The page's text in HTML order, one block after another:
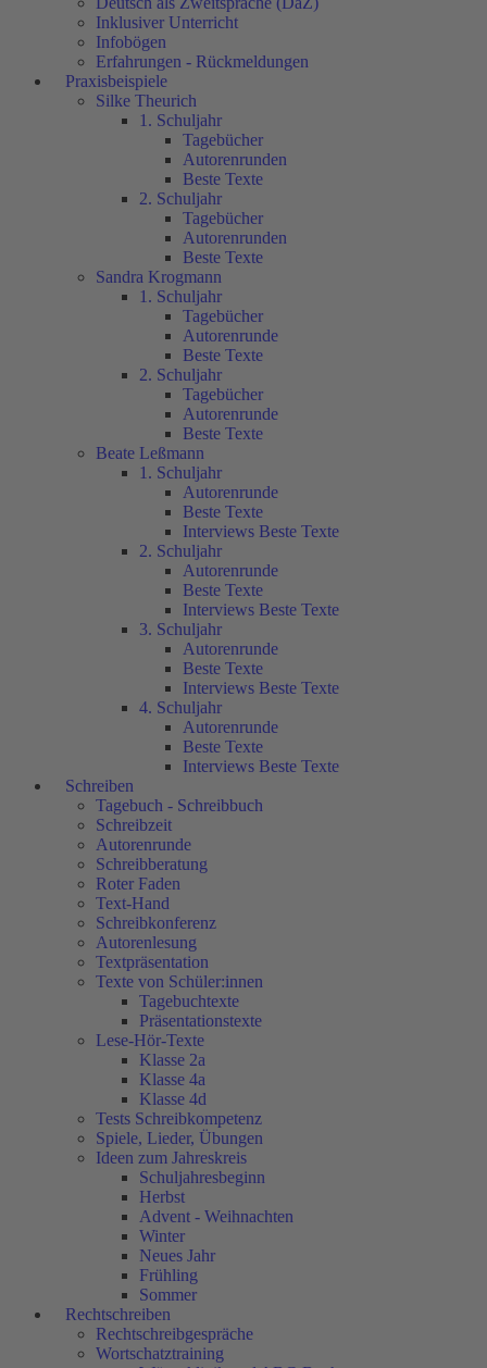
Inklusiver Unterricht
Infobögen
Erfahrungen - Rückmeldungen
Praxisbeispiele
Silke Theurich
1. Schuljahr
Tagebücher
Autorenrunden
Beste Texte
2. Schuljahr
Tagebücher
Autorenrunden
Beste Texte
Sandra Krogmann
1. Schuljahr
Tagebücher
Autorenrunde
Beste Texte
2. Schuljahr
Tagebücher
Autorenrunde
Beste Texte
Beate Leßmann
1. Schuljahr
Autorenrunde
Beste Texte
Interviews Beste Texte
2. Schuljahr
Autorenrunde
Beste Texte
Interviews Beste Texte
3. Schuljahr
Autorenrunde
Beste Texte
Interviews Beste Texte
4. Schuljahr
Autorenrunde
Beste Texte
Interviews Beste Texte
Schreiben
Tagebuch - Schreibbuch
Schreibzeit
Autorenrunde
Schreibberatung
Roter Faden
Text-Hand
Schreibkonferenz
Autorenlesung
Textpräsentation
Texte von Schüler:innen
Tagebuchtexte
Präsentationstexte
Lese-Hör-Texte
Klasse 2a
Klasse 4a
Klasse 4d
Tests Schreibkompetenz
Spiele, Lieder, Übungen
Ideen zum Jahreskreis
Schuljahresbeginn
Herbst
Advent - Weihnachten
Winter
Neues Jahr
Frühling
Sommer
Rechtschreiben
Rechtschreibgespräche
Wortschatztraining